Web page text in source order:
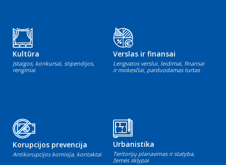
Kultūra
Įstaigos, konkursai, stipendijos,
renginiai
Verslas ir finansai
Lengvatos verslui, leidimai, finansai
ir mokesčiai, parduodamas turtas
Korupcijos prevencija
Antikorupcijos komisija, kontaktai
Urbanistika
Teritorijų planavimas ir statyba,
žemės sklypai